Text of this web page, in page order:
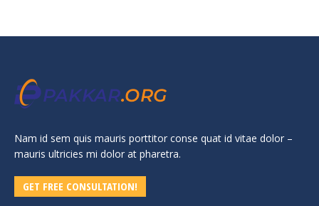
Nam id sem quis mauris porttitor conse quat id vitae dolor –
mauris ultricies mi dolor at pharetra.
GET FREE CONSULTATION!